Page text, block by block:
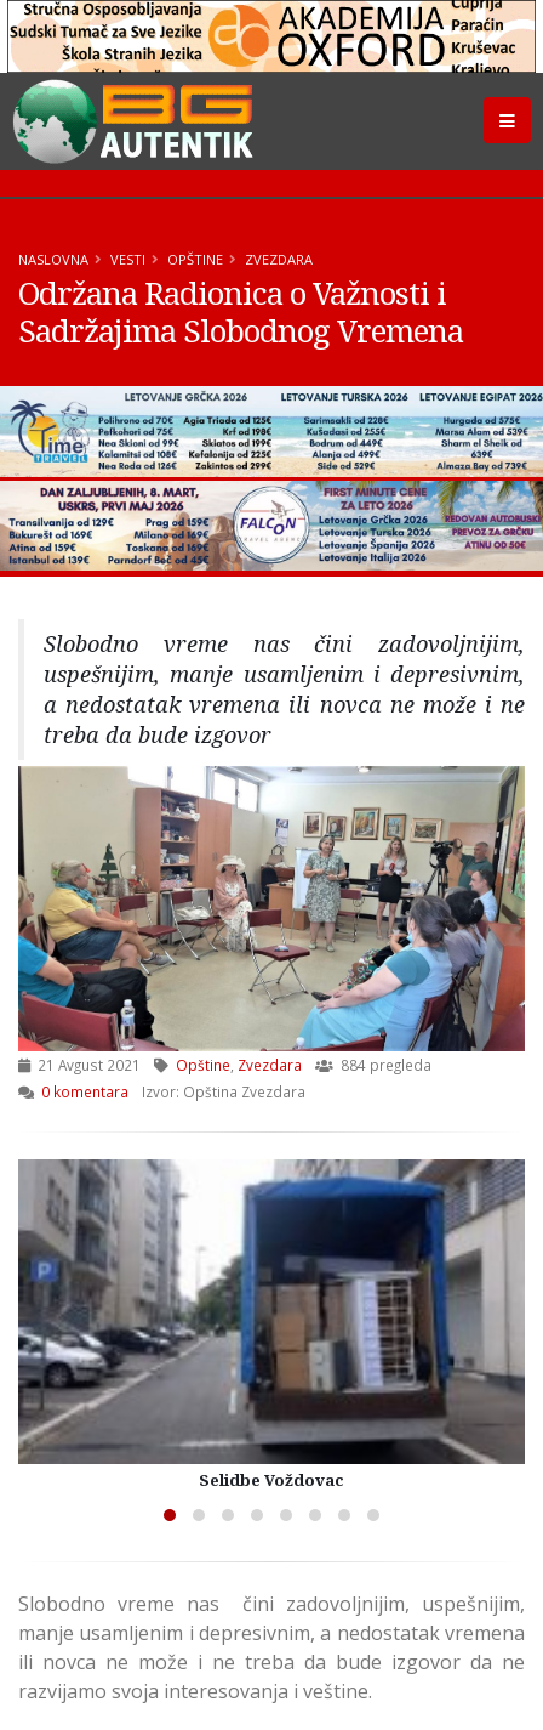
NASLOVNA VESTI OPŠTINE ZVEZDARA
Održana Radionica o Važnosti i
Sadržajima Slobodnog Vremena
Slobodno vreme nas čini zadovoljnijim,
uspešnijim, manje usamljenim i depresivnim,
a nedostatak vremena ili novca ne može i ne
treba da bude izgovor
21 Avgust 2021 Opštine, Zvezdara
884 pregleda
0 komentara
Izvor: Opština Zvezdara
Selidbe Voždovac
Slobodno vreme nas čini zadovoljnijim, uspešnijim,
manje usamljenim i depresivnim, a nedostatak vremena
ili novca ne može i ne treba da bude izgovor da ne
razvijamo svoja interesovanja i veštine.